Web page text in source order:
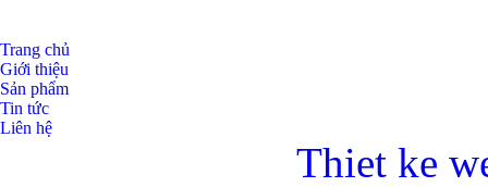
Trang chủ
Giới thiệu
Sản phẩm
Tin tức
Liên hệ
Thiet ke